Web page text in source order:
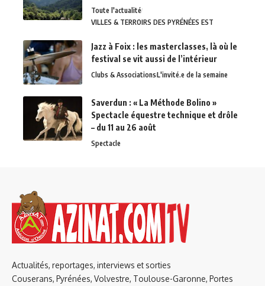
Toute l'actualité
VILLES & TERROIRS DES PYRÉNÉES EST
Jazz à Foix : les masterclasses, là où le
festival se vit aussi de l’intérieur
Clubs & AssociationsL'invité.e de la semaine
Saverdun : « La Méthode Bolino »
Spectacle équestre technique et drôle
– du 11 au 26 août
Spectacle
Actualités, reportages, interviews et sorties
Couserans, Pyrénées, Volvestre, Toulouse-Garonne, Portes